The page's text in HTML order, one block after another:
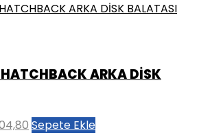
ARKA DİSK
Şu
Sepete Ekle